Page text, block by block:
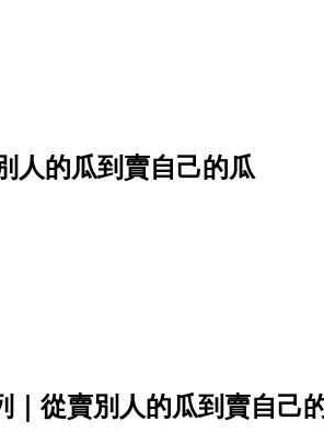
人的瓜到賣自己的瓜
｜從賣別人的瓜到賣自己